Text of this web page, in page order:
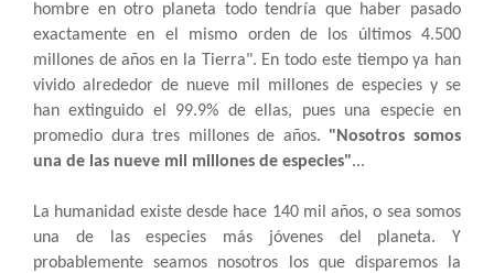
hombre en otro planeta todo tendría que haber pasado
exactamente en el mismo orden de los últimos 4.500
millones de años en la Tierra". En todo este tiempo ya han
vivido alrededor de nueve mil millones de especies y se
han extinguido el 99.9% de ellas, pues una especie en
promedio dura tres millones de años. "Nosotros somos
una de las nueve mil millones de especies"...
La humanidad existe desde hace 140 mil años, o sea somos
una de las especies más jóvenes del planeta. Y
probablemente seamos nosotros los que disparemos la